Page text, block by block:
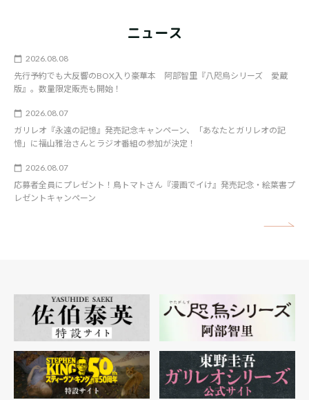
ニュース
2026.08.08
先行予約でも大反響のBOX入り豪華本 阿部智里『八咫烏シリーズ 愛蔵
版』。数量限定販売も開始！
2026.08.07
ガリレオ『永遠の記憶』発売記念キャンペーン、「あなたとガリレオの記
憶」に福山雅治さんとラジオ番組の参加が決定！
2026.08.07
応募者全員にプレゼント！鳥トマトさん『漫画でイけ』発売記念・絵葉書プ
レゼントキャンペーン